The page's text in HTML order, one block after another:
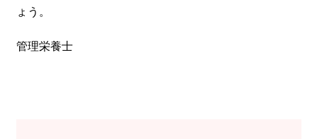
ょう。
管理栄養士